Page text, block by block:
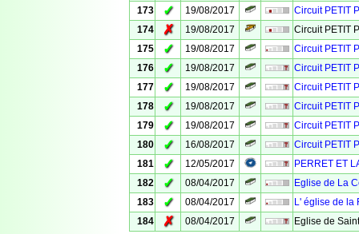
173
✓ 19/08/2017
Circuit PETIT
174
✗ 19/08/2017
Circuit PETIT
175
✓ 19/08/2017
Circuit PETIT
176
✓ 19/08/2017
Circuit PETIT
177
✓ 19/08/2017
Circuit PETIT
178
✓ 19/08/2017
Circuit PETIT
179
✓ 19/08/2017
Circuit PETIT
180
✓ 16/08/2017
Circuit PETIT
181
✓ 12/05/2017
PERRET ET
182
✓ 08/04/2017
Eglise de La
183
✓ 08/04/2017
L' église de la
184
✗ 08/04/2017 Eglise de